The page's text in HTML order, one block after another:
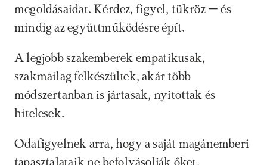
megoldásaidat. Kérdez, figyel, tükröz – és
mindig az együttműködésre épít.
A legjobb szakemberek empatikusak,
szakmailag felkészültek, akár több
módszertanban is jártasak, nyitottak és
hitelesek.
Odafigyelnek arra, hogy a saját magánemberi